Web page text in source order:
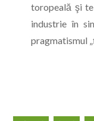
toropeală şi
industrie în
pragmatismul